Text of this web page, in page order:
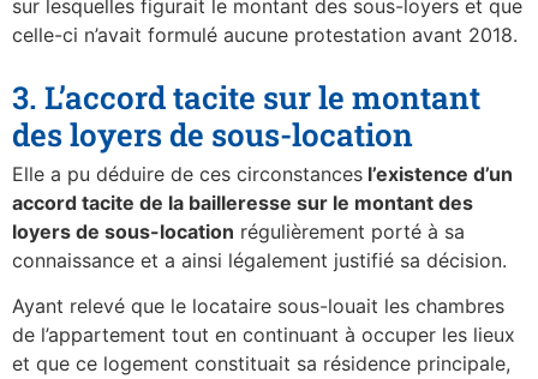
sur lesquelles figurait le montant des sous-loyers et que
celle-ci n’avait formulé aucune protestation avant 2018.
3. L’accord tacite sur le montant
des loyers de sous-location
Elle a pu déduire de ces circonstances l’existence d’un
accord tacite de la bailleresse sur le montant des
loyers de sous-location régulièrement porté à sa
connaissance et a ainsi légalement justifié sa décision.
Ayant relevé que le locataire sous-louait les chambres
de l’appartement tout en continuant à occuper les lieux
et que ce logement constituait sa résidence principale,